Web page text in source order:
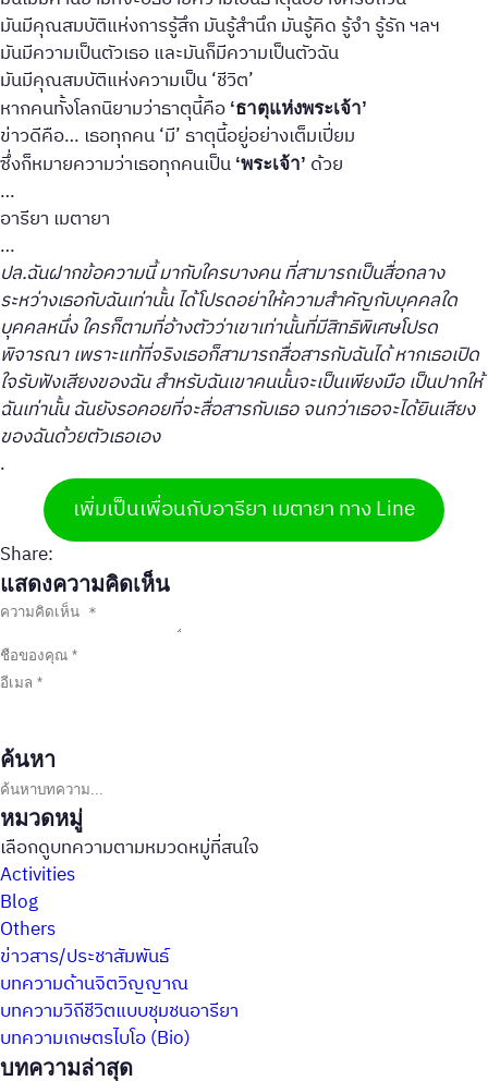
มันมีคุณสมบัติแห่งการรู้สึก มันรู้สำนึก มันรู้คิด รู้จำ รู้รัก ฯลฯ
มันมีความเป็นตัวเธอ และมันก็มีความเป็นตัวฉัน
มันมีคุณสมบัติแห่งความเป็น ‘ชีวิต’
หากคนทั้งโลกนิยามว่าธาตุนี้คือ ‘ธาตุแห่งพระเจ้า’
ข่าวดีคือ… เธอทุกคน ‘มี’ ธาตุนี้อยู่อย่างเต็มเปี่ยม
ซึ่งก็หมายความว่าเธอทุกคนเป็น ‘พระเจ้า’ ด้วย
…
อารียา เมตายา
…
ปล.ฉันฝากข้อความนี้ มากับใครบางคน ที่สามารถเป็นสื่อกลาง
ระหว่างเธอกับฉันเท่านั้น ได้โปรดอย่าให้ความสำคัญกับบุคคลใด
บุคคลหนึ่ง ใครก็ตามที่อ้างตัวว่าเขาเท่านั้นที่มีสิทธิพิเศษโปรด
พิจารณา เพราะแท้ที่จริงเธอก็สามารถสื่อสารกับฉันได้ หากเธอเปิด
ใจรับฟังเสียงของฉัน สำหรับฉันเขาคนนั้นจะเป็นเพียงมือ เป็นปากให้
ฉันเท่านั้น ฉันยังรอคอยที่จะสื่อสารกับเธอ จนกว่าเธอจะได้ยินเสียง
ของฉันด้วยตัวเธอเอง
.
เพิ่มเป็นเพื่อนกับอารียา เมตายา ทาง Line
Share:
แสดงความคิดเห็น
ค้นหา
ค้นหาบทความ
หมวดหมู่
เลือกดูบทความตามหมวดหมู่ที่สนใจ
Activities
Blog
Others
ข่าวสาร/ประชาสัมพันธ์
บทความด้านจิตวิญญาณ
บทความวิถีชีวิตแบบชุมชนอารียา
บทความเกษตรไบโอ (Bio)
บทความล่าสุด